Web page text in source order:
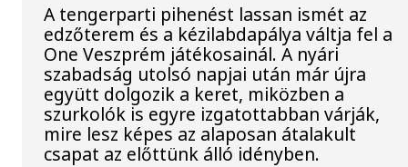
A tengerparti pihenést lassan ismét az
edzőterem és a kézilabdapálya váltja fel a
One Veszprém játékosainál. A nyári
szabadság utolsó napjai után már újra
együtt dolgozik a keret, miközben a
szurkolók is egyre izgatottabban várják,
mire lesz képes az alaposan átalakult
csapat az előttünk álló idényben.